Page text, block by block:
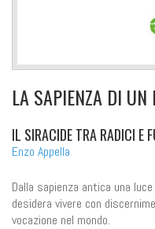
LA SAPIENZA DI UN
IL SIRACIDE TRA RADICI E
Enzo Appella
Dalla sapienza antica una
desidera vivere con
vocazione nel mondo.